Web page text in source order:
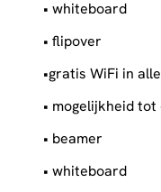
• whiteboard
• flipover
•gratis WiFi in
• mogelijkheid
• beamer
• whiteboard